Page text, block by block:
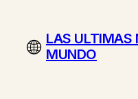
contenidoLAS ULTIMAS
MUNDO